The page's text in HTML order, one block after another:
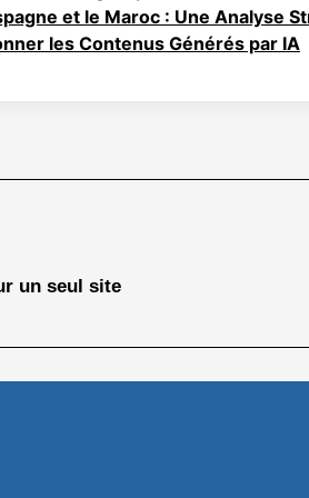
et le Maroc : Une Analyse
les Contenus Générés par IA
un seul site